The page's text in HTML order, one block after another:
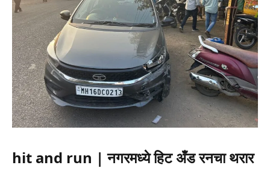
hit and run | नगरमध्ये हिट अँड रनचा थरार